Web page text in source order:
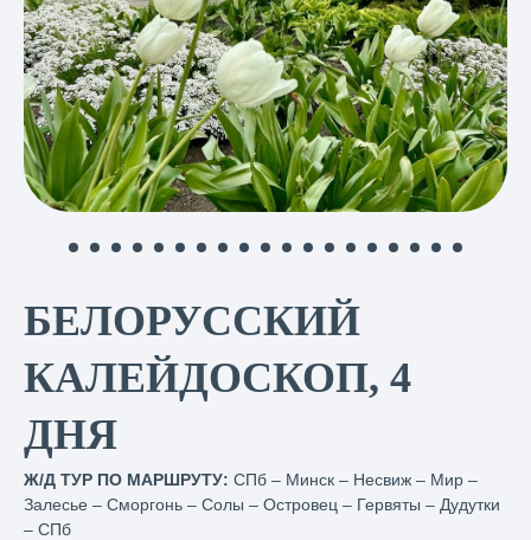
БЕЛОРУССКИЙ
КАЛЕЙДОСКОП, 4
ДНЯ
Ж/Д ТУР ПО МАРШРУТУ: СПб – Минск – Несвиж – Мир –
Залесье – Сморгонь – Солы – Островец – Гервяты – Дудутки
– СПб